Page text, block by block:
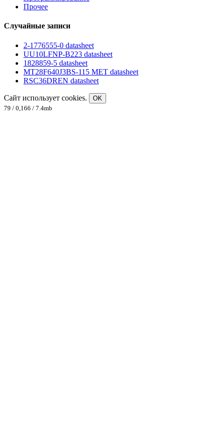
Прочее
Случайные записи
2-1776555-0 datasheet
UU10LFNP-B223 datasheet
1828859-5 datasheet
MT28F640J3BS-115 MET datasheet
RSC36DREN datasheet
Сайт использует cookies.
OK
79 / 0,166 / 7.4mb